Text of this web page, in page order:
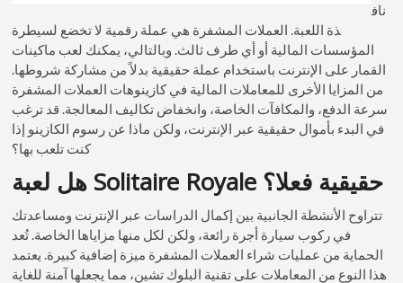
ناف
ذة اللعبة. العملات المشفرة هي عملة رقمية لا تخضع لسيطرة
المؤسسات المالية أو أي طرف ثالث. وبالتالي، يمكنك لعب ماكينات
القمار على الإنترنت باستخدام عملة حقيقية بدلاً من مشاركة شروطها.
من المزايا الأخرى للمعاملات المالية في كازينوهات العملات المشفرة
سرعة الدفع، والمكافآت الخاصة، وانخفاض تكاليف المعالجة. قد ترغب
في البدء بأموال حقيقية عبر الإنترنت، ولكن ماذا عن رسوم الكازينو إذا
كنت تلعب بها؟
هل لعبة Solitaire Royale حقيقية فعلا؟
تتراوح الأنشطة الجانبية بين إكمال الدراسات عبر الإنترنت ومساعدتك
في ركوب سيارة أجرة رائعة، ولكن لكل منها مزاياها الخاصة. تُعد
الحماية من عمليات شراء العملات المشفرة ميزة إضافية كبيرة. يعتمد
هذا النوع من المعاملات على تقنية البلوك تشين، مما يجعلها آمنة للغاية